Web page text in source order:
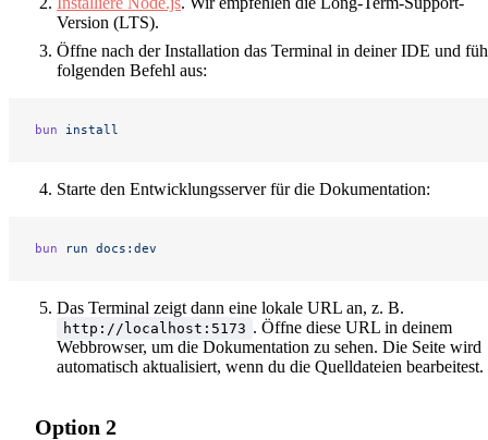
Version (LTS).
Öffne nach der Installation das Terminal in deiner IDE und
folgenden Befehl aus:
bun install
Starte den Entwicklungsserver für die Dokumentation:
bun run docs:dev
Das Terminal zeigt dann eine lokale URL an, z. B.
http://localhost:5173 . Öffne diese URL in deinem
Webbrowser, um die Dokumentation zu sehen. Die Seite wird
automatisch aktualisiert, wenn du die Quelldateien bearbeitest.
Option 2